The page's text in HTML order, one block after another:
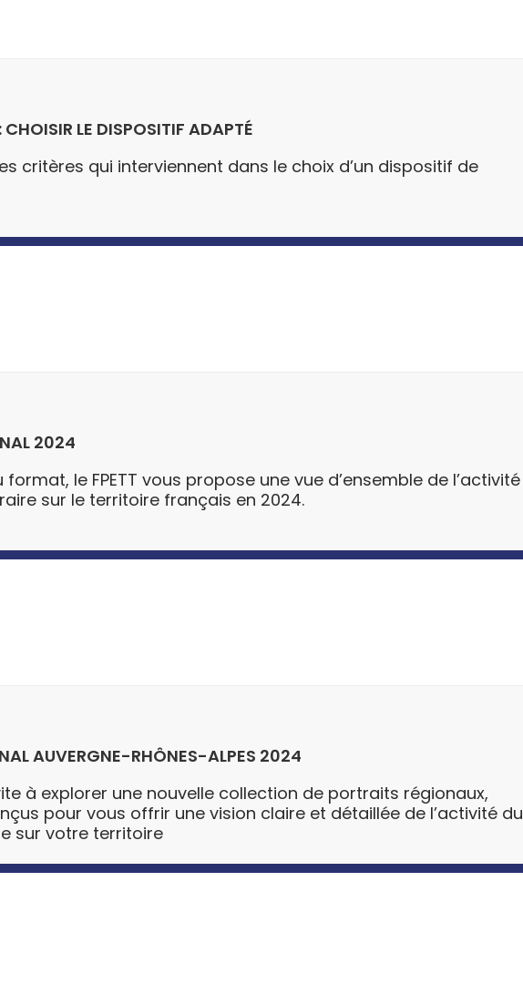
CHOISIR LE DISPOSITIF ADAPTÉ
critères qui interviennent dans le choix d’un dispositif de
2024
le FPETT vous propose une vue d’ensemble de l’activité
sur le territoire français en 2024.
AUVERGNE-RHÔNES-ALPES 2024
à explorer une nouvelle collection de portraits régionaux,
pour vous offrir une vision claire et détaillée de l’activité du
sur votre territoire